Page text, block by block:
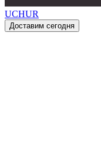
UCHUR
Доставим сегодня